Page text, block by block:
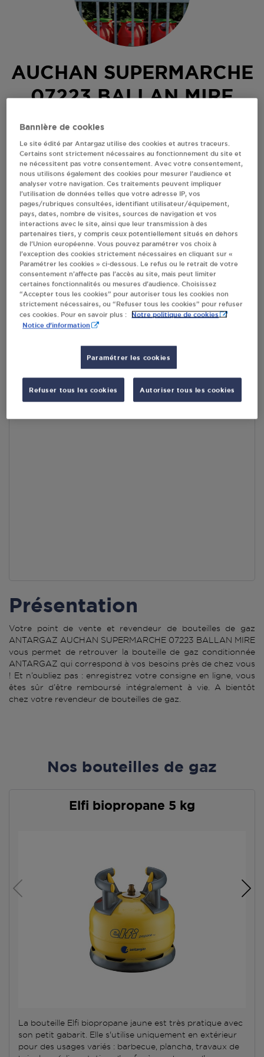
AUCHAN SUPERMARCHE
07223 BALLAN MIRE
9 RUE JEAN MERMOZ
Revendeur de bouteilles de gaz
S'Y RENDRE
AFFICHER LE TÉLÉPHONE
RECEVOIR LES COORDONNÉES DU REVENDEUR
En cliquant sur « S’y rendre », j’autorise le traitement
d’informations (dont mon adresse IP) et leur transfert hors UE
par Google Maps afin d’afficher la carte.
En savoir plus
Accès
Présentation
Votre point de vente et revendeur de bouteilles de gaz
ANTARGAZ AUCHAN SUPERMARCHE 07223 BALLAN MIRE
vous permet de retrouver la bouteille de gaz conditionnée
ANTARGAZ qui correspond à vos besoins près de chez vous
! Et n’oubliez pas : enregistrez votre consigne en ligne, vous
êtes sûr d’être remboursé intégralement à vie. A bientôt
chez votre revendeur de bouteilles de gaz.
Nos bouteilles de gaz
Elfi biopropane 5 kg
La bouteille Elfi biopropane jaune est très pratique avec
son petit gabarit. Elle s'utilise uniquement en extérieur
pour des usages variés : barbecue, plancha, travaux de
Bannière de cookies
Le site édité par Antargaz utilise des cookies et autres traceurs.
Certains sont strictement nécessaires au fonctionnement du site et
ne nécessitent pas votre consentement. Avec votre consentement,
nous utilisons également des cookies pour mesurer l’audience et
analyser votre navigation. Ces traitements peuvent impliquer
l’utilisation de données telles que votre adresse IP, vos
pages/rubriques consultées, identifiant utilisateur/équipement,
pays, dates, nombre de visites, sources de navigation et vos
interactions avec le site, ainsi que leur transmission à des
partenaires tiers, y compris ceux potentiellement situés en dehors
de l’Union européenne. Vous pouvez paramétrer vos choix à
l’exception des cookies strictement nécessaires en cliquant sur «
Paramétrer les cookies » ci-dessous. Le refus ou le retrait de votre
consentement n’affecte pas l’accès au site, mais peut limiter
certaines fonctionnalités ou mesures d’audience. Choisissez
“Accepter tous les cookies” pour autoriser tous les cookies non
strictement nécessaires, ou “Refuser tous les cookies” pour refuser
ces cookies. Pour en savoir plus :
Notre politique de cookies
Notice d'information
Paramétrer les cookies
Refuser tous les cookies Autoriser tous les cookies